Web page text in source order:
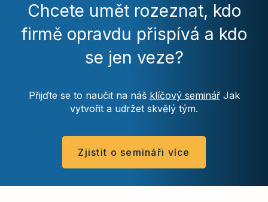
Chcete umět rozeznat, kdo
firmě opravdu přispívá a kdo
se jen veze?
Přijďte se to naučit na náš klíčový seminářJak
vytvořit a udržet skvělý tým.
Zjistit o semináři více